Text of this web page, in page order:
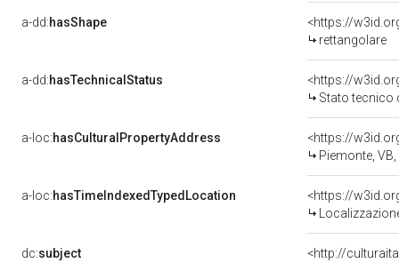
a-dd:hasShape
<https://
rettangolare
a-dd:hasTechnicalStatus
<https://
Stato tecnico
a-loc:hasCulturalPropertyAddress
<https://
Piemonte,
a-loc:hasTimeIndexedTypedLocation
<https://
dc:subject <http://